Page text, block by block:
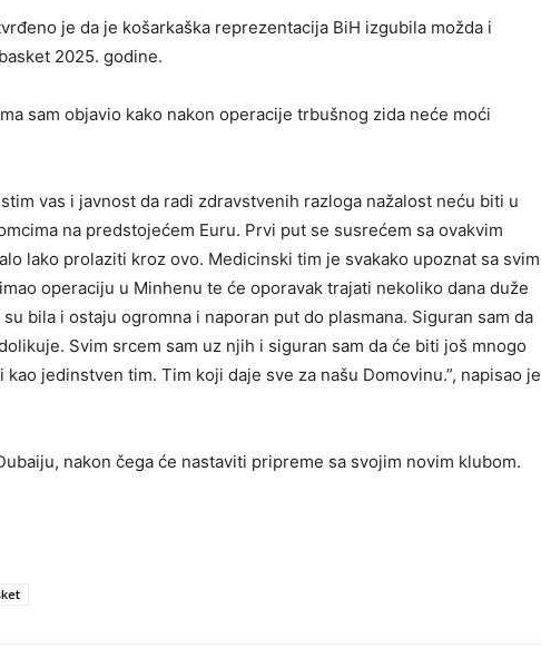
je da je košarkaška reprezentacija BiH izgubila možda i
2025. godine.
sam objavio kako nakon operacije trbušnog zida neće moći
vas i javnost da radi zdravstvenih razloga nažalost neću biti u
na predstojećem Euru. Prvi put se susrećem sa ovakvim
lako prolaziti kroz ovo. Medicinski tim je svakako upoznat sa svim
operaciju u Minhenu te će oporavak trajati nekoliko dana duže
bila i ostaju ogromna i naporan put do plasmana. Siguran sam da
Svim srcem sam uz njih i siguran sam da će biti još mnogo
jedinstven tim. Tim koji daje sve za našu Domovinu.”, napisao je
nakon čega će nastaviti pripreme sa svojim novim klubom.